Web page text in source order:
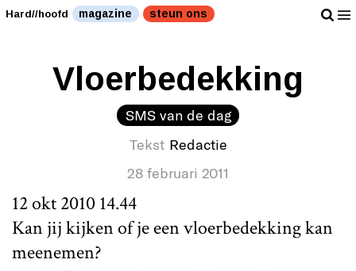
Hard//hoofd magazine steun ons
Vloerbedekking
SMS van de dag
Tekst Redactie
28 februari 2011
12 okt 2010 14.44
Kan jij kijken of je een vloerbedekking kan
meenemen?